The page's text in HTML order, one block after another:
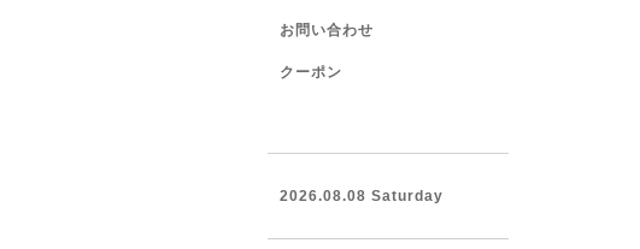
お問い合わせ
クーポン
2026.08.08 Saturday